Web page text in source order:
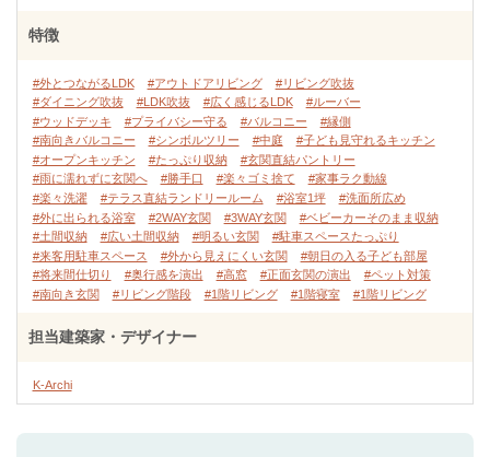
特徴
#外とつながるLDK #アウトドアリビング
#リビング吹抜
#ダイニング吹抜
#LDK吹抜 #広く感じるLDK
#ルーバー
#ウッドデッキ
#プライバシー守る #バルコニー
#縁側
#南向きバルコニー
#シンボルツリー #中庭
#子ども見守れるキッチン
#オープンキッチン
#たっぷり収納
#玄関直結パントリー
#雨に濡れずに玄関へ
#勝手口 #楽々ゴミ捨て
#家事ラク動線
#楽々洗濯
#テラス直結ランドリールーム #浴室1坪
#洗面所広め
#外に出られる浴室
#2WAY玄関 #3WAY玄関
#ベビーカーそのまま収納
#土間収納
#広い土間収納 #明るい玄関
#駐車スペースたっぷり
#来客用駐車スペース
#外から見えにくい玄関
#朝日の入る子ども部屋
#将来間仕切り
#奥行感を演出 #高窓 #正面玄関の演出
#ペット対策
#南向き玄関
#リビング階段 #1階リビング #1階寝室 #1階リビング
担当建築家・デザイナー
K-Archi